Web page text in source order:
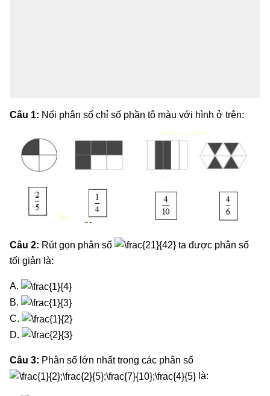
Câu 1: Nối phân số chỉ số phần tô màu với hình ở trên:
Câu 2: Rút gọn phân số
ta được phân số
tối giản là:
A.
B.
C.
D.
Câu 3: Phân số lớn nhất trong các phân số
là: